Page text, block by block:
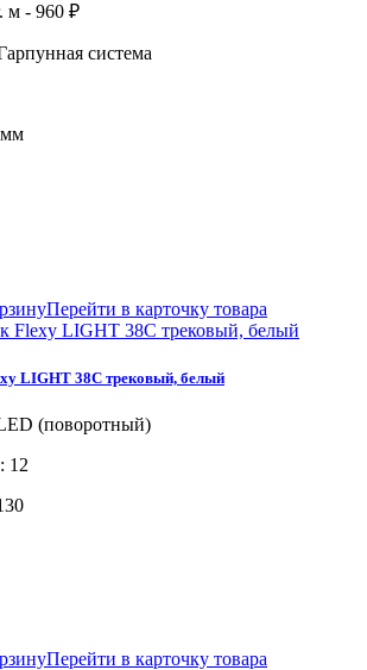
м - 960 ₽
система
мм
Перейти в карточку товара
LIGHT 38C трековый, белый
(поворотный)
12
Перейти в карточку товара